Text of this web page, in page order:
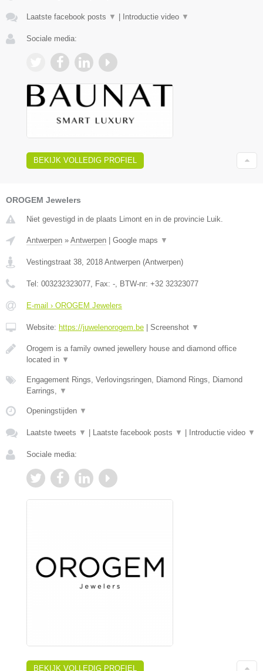
Laatste facebook posts ▼ Introductie video ▼
Sociale media:
BEKIJK VOLLEDIG PROFIEL
OROGEM Jewelers
Niet gevestigd in de plaats Limont en in de provincie Luik.
Antwerpen » Antwerpen Google maps ▼
Vestingstraat 38, 2018 Antwerpen (Antwerpen)
Tel: 003232323077, Fax: -, BTW-nr: +32 32323077
E-mail › OROGEM Jewelers
Website: https://juwelenorogem.be Screenshot ▼
Orogem is a family owned jewellery house and diamond office
located in ▼
Engagement Rings, Verlovingsringen, Diamond Rings, Diamond
Earrings, ▼
Openingstijden ▼
Laatste tweets ▼ Laatste facebook posts ▼ Introductie video ▼
Sociale media:
BEKIJK VOLLEDIG PROFIEL